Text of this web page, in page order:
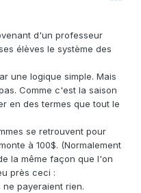
d'un professeur
élèves le système des
une logique simple. Mais
Comme c'est la saison
en des termes que tout le
se retrouvent pour
à 100$. (Normalement
la même façon que l'on
près ceci :
ne payeraient rien.